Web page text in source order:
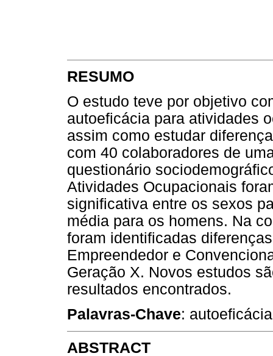
RESUMO
O estudo teve por objetivo
autoeficácia para atividades
assim como estudar
com 40 colaboradores de
questionário
Atividades Ocupacionais
significativa entre os sexos
média para os homens. Na
foram identificadas
Empreendedor e
Geração X. Novos estudos
resultados encontrados.
Palavras-Chave:
ABSTRACT